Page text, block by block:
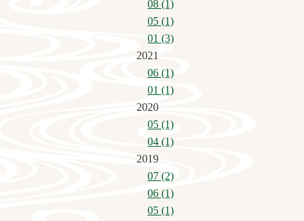
08 (1)
05 (1)
01 (3)
2021
06 (1)
01 (1)
2020
05 (1)
04 (1)
2019
07 (2)
06 (1)
05 (1)